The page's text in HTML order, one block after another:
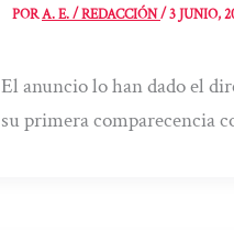
PORA. E. / REDACCIÓN/3 JUNIO,
El anuncio lo han dado el
su primera comparecencia